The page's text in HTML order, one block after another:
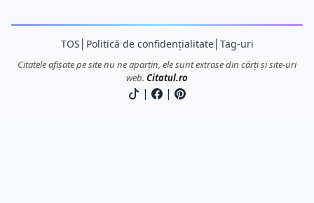
TOS Politică de confidențialitate│ Tag-uri
Citatele afișate pe site nu ne aparțin, ele sunt extrase din cărți și site-uri
web. Citatul.ro
| |